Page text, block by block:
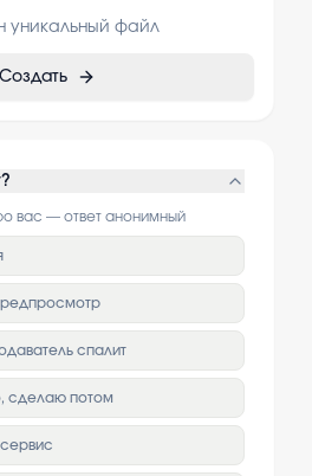
уникальный файл
Создать
вас — ответ анонимный
спалит
сделаю потом